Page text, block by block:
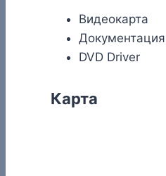
Видеокарта
Документация
DVD Driver
Карта